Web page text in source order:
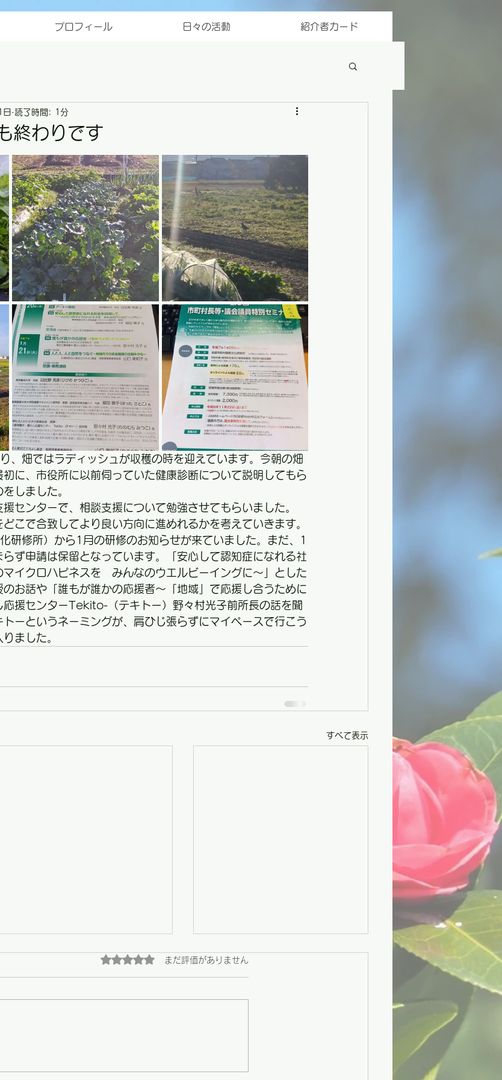
プロフィール 日々の活動 紹介者カード
終わりです
日 読了時間: 1分
ます。
畑ではラディッシュが収穫の時を迎えています。今朝の畑
に、市役所に以前伺っていた健康診断について説明してもら
しました。
センターで、相談支援について勉強させてもらいました。
こで合致してより良い方向に進めれるかを考えていきます。
修所）から1月の研修のお知らせが来ていました。まだ、1
ず申請は保留となっています。「安心して認知症になれる社
イクロハピネスを　みんなのウエルビーイングに～」とした
お話や「誰もが誰かの応援者～「地域」で応援し合うために
応援センターTekito-（テキトー）野々村光子前所長の話を聞
ーというネーミングが、肩ひじ張らずにマイペースで行こう
ました。
すべて表示
5つ星のうち0と評価されています。
まだ評価がありません